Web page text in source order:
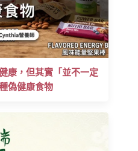
康，但其實「並不一定
偽健康食物